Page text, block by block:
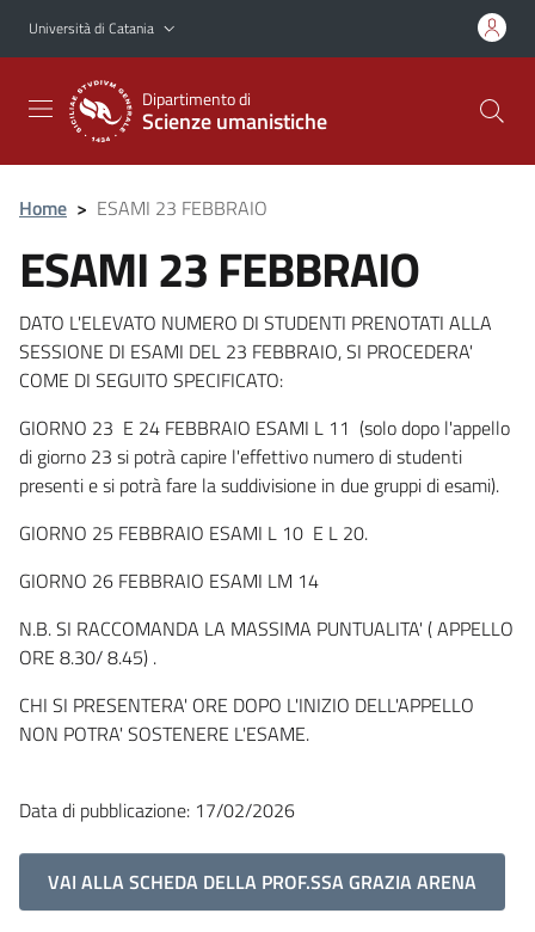
Vai al contenuto principale
Vai al menu di navigazione
Università di Catania
Dipartimento di
Scienze umanistiche
Home > ESAMI 23 FEBBRAIO
ESAMI 23 FEBBRAIO
DATO L'ELEVATO NUMERO DI STUDENTI PRENOTATI ALLA
SESSIONE DI ESAMI DEL 23 FEBBRAIO, SI PROCEDERA'
COME DI SEGUITO SPECIFICATO:
GIORNO 23 E 24 FEBBRAIO ESAMI L 11 (solo dopo l'appello
di giorno 23 si potrà capire l'effettivo numero di studenti
presenti e si potrà fare la suddivisione in due gruppi di esami).
GIORNO 25 FEBBRAIO ESAMI L 10 E L 20.
GIORNO 26 FEBBRAIO ESAMI LM 14
N.B. SI RACCOMANDA LA MASSIMA PUNTUALITA' ( APPELLO
ORE 8.30/ 8.45) .
CHI SI PRESENTERA' ORE DOPO L'INIZIO DELL'APPELLO
NON POTRA' SOSTENERE L'ESAME.
Data di pubblicazione: 17/02/2026
VAI ALLA SCHEDA DELLA PROF.SSA GRAZIA ARENA